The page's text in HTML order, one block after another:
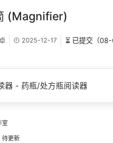
(Magnifier)
2025-12-17 ⏳ 已提交（08-
器 - 药瓶/处方瓶阅读器
室
待更新